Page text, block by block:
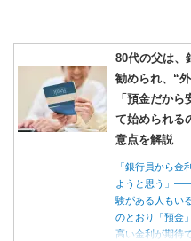
80代の父は、
勧められ、“
「預金だか
て始められる
意点を解説
「銀行員から金
ようと思う」
験がある人もい
のとおり「預金
高い金利が期待